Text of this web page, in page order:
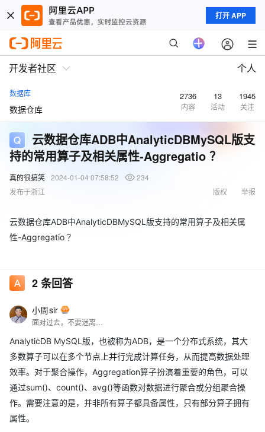
打开 APP
开发者社区 个人
数据库
数据仓库
2736
内容
13
活动
1945
关注
云数据仓库ADB中AnalyticDBMySQL版支
持的常用算子及相关属性-Aggregatio ？
真的很搞笑 2024-01-04 07:58:52
234
发布于浙江
举报
版权
云数据仓库ADB中AnalyticDBMySQL版支持的常用算子及相关属
性-Aggregatio ？
2条回答
小周sir
AnalyticDB MySQL版，也被称为ADB，是一个分布式系统，其大
多数算子可以在多个节点上并行完成计算任务，从而提高数据处理
效率。对于聚合操作，Aggregation算子扮演着重要的角色，可以
通过sum()、count()、avg()等函数对数据进行聚合或分组聚合操
作。需要注意的是，并非所有算子都具备属性，只有部分算子拥有
属性。